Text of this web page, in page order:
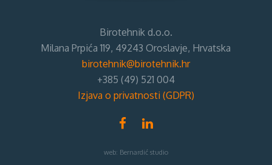
Birotehnik d.o.o.
Milana Prpića 119, 49243 Oroslavje, Hrvatska
birotehnik@birotehnik.hr
+385 (49) 521 004
Izjava o privatnosti (GDPR)
web: Bernardić studio